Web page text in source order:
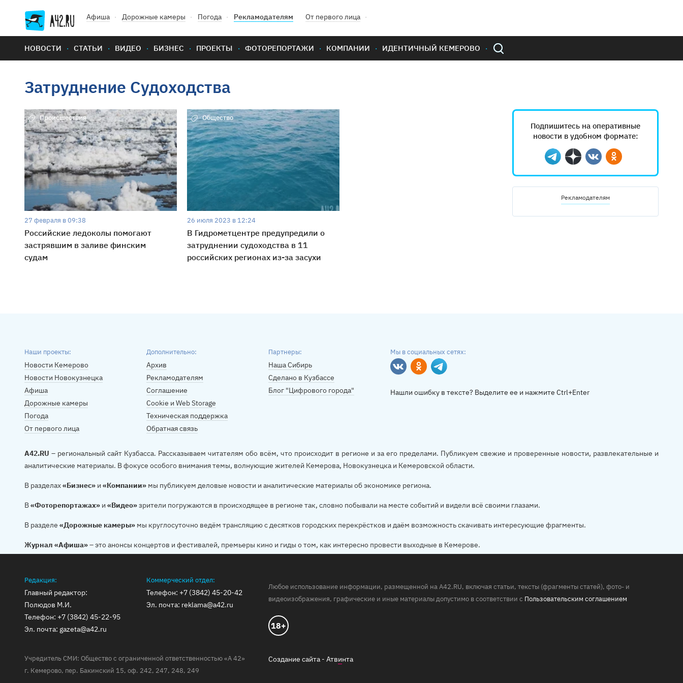
Афиша Дорожные камеры Погода Рекламодателям От первого лица
НОВОСТИ СТАТЬИ ВИДЕО БИЗНЕС ПРОЕКТЫ ФОТОРЕПОРТАЖИ КОМПАНИИ ИДЕНТИЧНЫЙ КЕМЕРОВО
Затруднение Судоходства
Происшествия
27 февраля в 09:38
Российские ледоколы помогают
застрявшим в заливе финским
судам
Общество
26 июля 2023 в 12:24
В Гидрометцентре предупредили о
затруднении судоходства в 11
российских регионах из-за засухи
Подпишитесь на оперативные
новости в удобном формате:
Telegram
ДзенВконтактеОдноклассники
Рекламодателям
Наши проекты:
Новости Кемерово
Новости Новокузнецка
Афиша
Дорожные камеры
Погода
От первого лица
Дополнительно:
Архив
Рекламодателям
Соглашение
Cookie и Web Storage
Техническая поддержка
Обратная связь
Партнеры:
Наша Сибирь
Сделано в Кузбассе
Блог "Цифрового города"
Мы в социальных сетях:
ВконтактеОдноклассники
Telegram
Нашли ошибку в тексте? Выделите ее и нажмите Ctrl+Enter
A42.RU – региональный сайт Кузбасса. Рассказываем читателям обо всём, что происходит в регионе и за его пределами. Публикуем свежие и проверенные новости, развлекательные и
аналитические материалы. В фокусе особого внимания темы, волнующие жителей Кемерова, Новокузнецка и Кемеровской области.
В разделах«Бизнес» и «Компании» мы публикуем деловые новости и аналитические материалы об экономике региона.
В«Фоторепортажах» и «Видео»зрители погружаются в происходящее в регионе так, словно побывали на месте событий и видели всё своими глазами.
В разделе «Дорожные камеры» мы круглосуточно ведём трансляцию с десятков городских перекрёстков и даём возможность скачивать интересующие фрагменты.
Журнал «Афиша»– это анонсы концертов и фестивалей, премьеры кино и гиды о том, как интересно провести выходные в Кемерове.
Редакция:
Главный редактор:
Полюдов М.И.
Телефон: +7 (3842) 45-22-95
Эл. почта: gazeta@a42.ru
Коммерческий отдел:
Телефон: +7 (3842) 45-20-42
Эл. почта: reklama@a42.ru
Любое использование информации, размещенной на A42.RU, включая статьи, тексты (фрагменты статей), фото- и
видеоизображения, графические и иные материалы допустимо в соответствии с Пользовательским соглашением
18+
Учредитель СМИ: Общество с ограниченной ответственностью «А 42»
г. Кемерово, пер. Бакинский 15, оф. 242, 247, 248, 249
Создание сайта - Атвинта